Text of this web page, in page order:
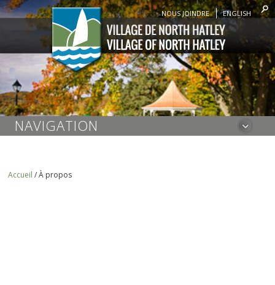
NOUS JOINDRE ENGLISH
NAVIGATION
Accueil /À propos